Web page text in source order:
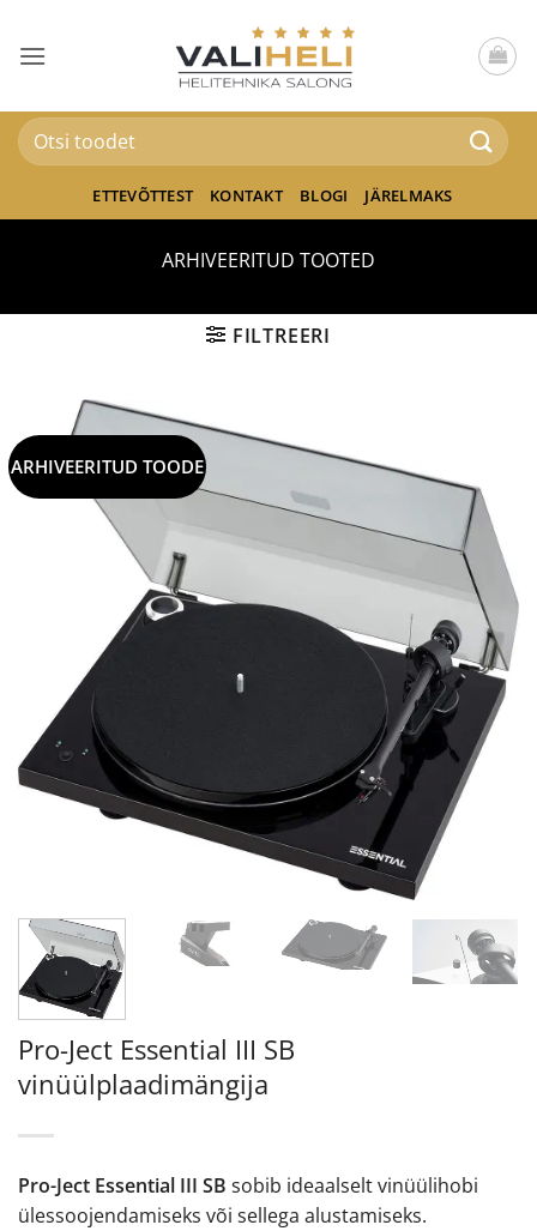
content
Otsi:
ETTEVÕTTEST KONTAKT BLOGI JÄRELMAKS
ARHIVEERITUD TOOTED
FILTREERI
ARHIVEERITUD TOODE
Pro-Ject Essential III SB
vinüülplaadimängija
Pro-Ject Essential III SB sobib ideaalselt vinüülihobi
ülessoojendamiseks või sellega alustamiseks.